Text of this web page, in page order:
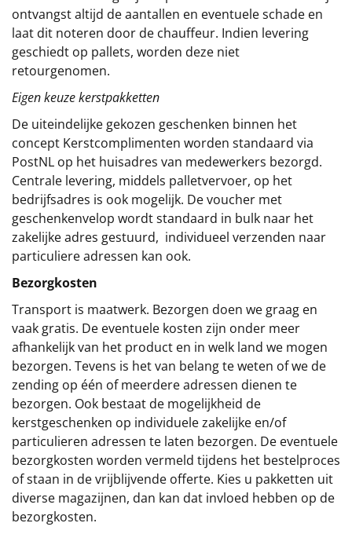
ontvangst altijd de aantallen en eventuele schade en
laat dit noteren door de chauffeur. Indien levering
geschiedt op pallets, worden deze niet
retourgenomen.
Eigen keuze kerstpakketten
De uiteindelijke gekozen geschenken binnen het
concept Kerstcomplimenten worden standaard via
PostNL op het huisadres van medewerkers bezorgd.
Centrale levering, middels palletvervoer, op het
bedrijfsadres is ook mogelijk. De voucher met
geschenkenvelop wordt standaard in bulk naar het
zakelijke adres gestuurd, individueel verzenden naar
particuliere adressen kan ook.
Bezorgkosten
Transport is maatwerk. Bezorgen doen we graag en
vaak gratis. De eventuele kosten zijn onder meer
afhankelijk van het product en in welk land we mogen
bezorgen. Tevens is het van belang te weten of we de
zending op één of meerdere adressen dienen te
bezorgen. Ook bestaat de mogelijkheid de
kerstgeschenken op individuele zakelijke en/of
particulieren adressen te laten bezorgen. De eventuele
bezorgkosten worden vermeld tijdens het bestelproces
of staan in de vrijblijvende offerte. Kies u pakketten uit
diverse magazijnen, dan kan dat invloed hebben op de
bezorgkosten.